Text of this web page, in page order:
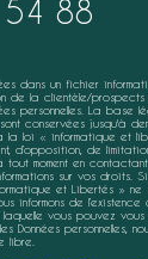
88
dans un fichier
de la clientèle/
personnelles. La base
conservées jusqu'à
la loi « informatique et
d’opposition, de
moment en contactant
sur vos droits.
et Libertés » ne
informons de l’existence
vous pouvez
personnelles,
libre.